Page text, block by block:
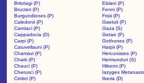
Britolagi (P)
Eblani (P)
Bructeri (P)
Fenni (P)
Burgundiones (P)
Frisii (P)
Caledonii (P)
Gaetuli (P)
Cantiaci (P)
Gaza (S)
Cappadocia (D)
Getae (P)
Carpi (P)
Gothones (P)
Catuvellauni (P)
Harpii (P)
Chamavi (P)
Hercuniates (P)
Chatti (P)
Hermunduri (S)
Chauci (P)
Hiberni (P)
Cherusci (P)
Iazyges
Cimbri (P)
Iberia (D)